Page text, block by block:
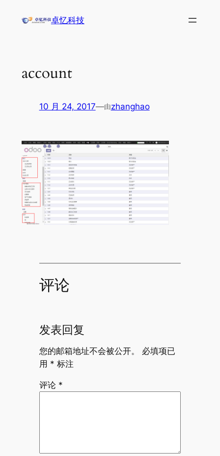
卓忆科技
account
10 月 24, 2017—由zhanghao
评论
发表回复
您的邮箱地址不会被公开。
必填项已
用 * 标注
评论 *